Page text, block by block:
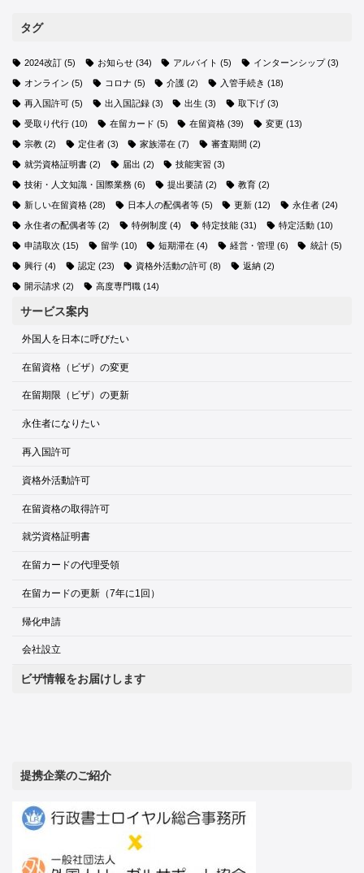
タグ
2024改訂 (5) お知らせ(34) アルバイト (5) インターンシップ(3)
オンライン (5) コロナ (5) 介護 (2) 入管手続き (18)
再入国許可 (5) 出入国記録(3) 出生 (3) 取下げ(3)
受取り代行 (10) 在留カード (5) 在留資格 (39) 変更 (13)
宗教 (2) 定住者(3) 家族滞在 (7) 審査期間 (2)
就労資格証明書 (2) 届出 (2) 技能実習 (3)
技術・人文知識・国際業務 (6) 提出要請(2) 教育 (2)
新しい在留資格 (28) 日本人の配偶者等(5) 更新 (12) 永住者(24)
永住者の配偶者等 (2) 特例制度(4) 特定技能 (31) 特定活動(10)
申請取次 (15) 留学(10) 短期滞在 (4) 経営・管理 (6) 統計(5)
興行 (4) 認定 (23) 資格外活動の許可 (8) 返納(2)
開示請求 (2) 高度専門職(14)
サービス案内
外国人を日本に呼びたい
在留資格（ビザ）の変更
在留期限（ビザ）の更新
永住者になりたい
再入国許可
資格外活動許可
在留資格の取得許可
就労資格証明書
在留カードの代理受領
在留カードの更新（7年に1回）
帰化申請
会社設立
ビザ情報をお届けします
提携企業のご紹介